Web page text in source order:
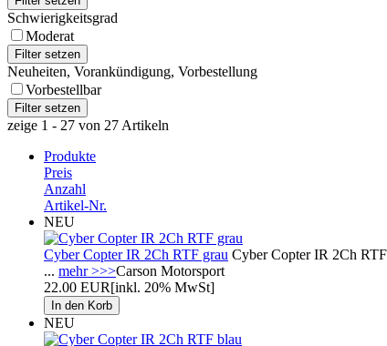
Schwierigkeitsgrad
Moderat
Neuheiten, Vorankündigung, Vorbestellung
Vorbestellbar
zeige 1 - 27 von 27 Artikeln
Produkte
Preis
Anzahl
Artikel-Nr.
NEU
Cyber Copter IR 2Ch RTF grau Cyber Copter IR 2Ch
... mehr >>>Carson Motorsport
22.00 EUR[inkl. 20% MwSt]
NEU